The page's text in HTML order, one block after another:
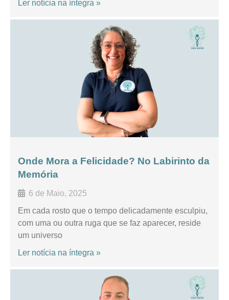
Ler notícia na íntegra »
Onde Mora a Felicidade? No Labirinto da
Memória
6 de Maio, 2025
Em cada rosto que o tempo delicadamente esculpiu,
com uma ou outra ruga que se faz aparecer, reside
um universo
Ler notícia na íntegra »